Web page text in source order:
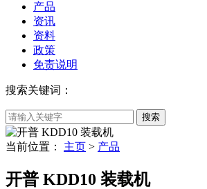
产品
资讯
资料
政策
免责说明
搜索关键词：
当前位置： 主页 > 产品
开普 KDD10 装载机